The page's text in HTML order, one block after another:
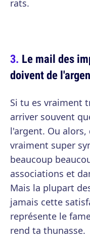
rats.
Le mail des
doivent de
Si tu es vraiment
arriver souvent
l'argent. Ou
vraiment super
beaucoup
associations et
Mais la plupart
jamais cette
représente le
rend ta thunasse.